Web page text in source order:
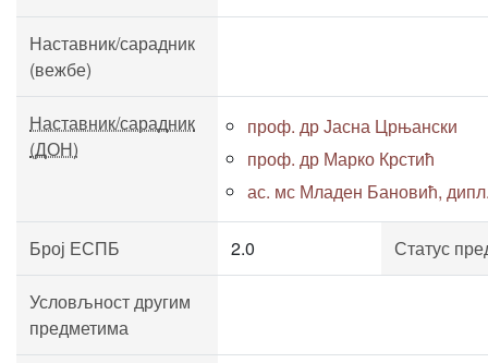
Наставник/сарадник
(вежбе)
Наставник/сарадник
(ДОН)
проф. др Јасна Црњански
проф. др Марко Крстић
ас. мс Младен Бановић,
Број ЕСПБ 2.0 Статус
Условљност другим
предметима